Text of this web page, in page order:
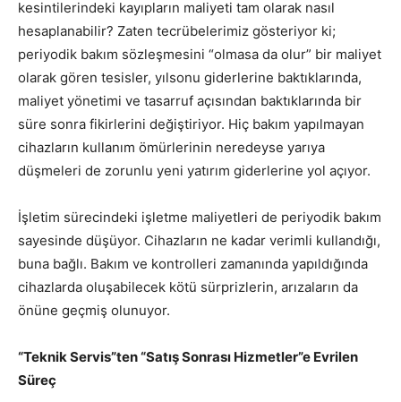
kesintilerindeki kayıpların maliyeti tam olarak nasıl
hesaplanabilir? Zaten tecrübelerimiz gösteriyor ki;
periyodik bakım sözleşmesini “olmasa da olur” bir maliyet
olarak gören tesisler, yılsonu giderlerine baktıklarında,
maliyet yönetimi ve tasarruf açısından baktıklarında bir
süre sonra fikirlerini değiştiriyor. Hiç bakım yapılmayan
cihazların kullanım ömürlerinin neredeyse yarıya
düşmeleri de zorunlu yeni yatırım giderlerine yol açıyor.
İşletim sürecindeki işletme maliyetleri de periyodik bakım
sayesinde düşüyor. Cihazların ne kadar verimli kullandığı,
buna bağlı. Bakım ve kontrolleri zamanında yapıldığında
cihazlarda oluşabilecek kötü sürprizlerin, arızaların da
önüne geçmiş olunuyor.
“Teknik Servis”ten “Satış Sonrası Hizmetler”e Evrilen
Süreç